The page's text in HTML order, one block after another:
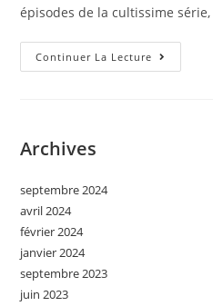
épisodes de la cultissime
Continuer La Lecture Marion
Olité,
Archives
septembre 2024
avril 2024
février 2024
janvier 2024
septembre 2023
juin 2023